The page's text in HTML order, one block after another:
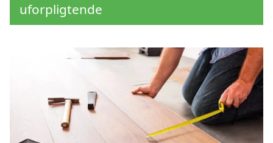
uforpligtende